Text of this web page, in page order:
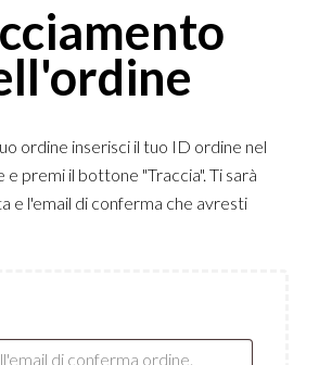
ordine inserisci il tuo ID ordine nel
premi il bottone "Traccia". Ti sarà
e l'email di conferma che avresti